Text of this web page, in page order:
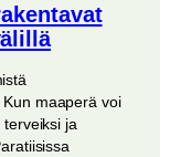
maaperä voi
terveiksi ja